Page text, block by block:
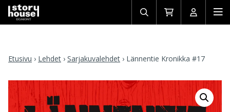
Avaa/sulje
haku
Siirry
ostoskoriin
Avaa/
Etusivu › Lehdet › Sarjakuvalehdet › Lännentie Kronikka #17